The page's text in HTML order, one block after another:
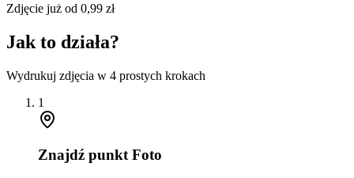
Zdjęcie już od 0,99 zł
Jak to działa?
Wydrukuj zdjęcia w 4 prostych krokach
1
Znajdź punkt Foto